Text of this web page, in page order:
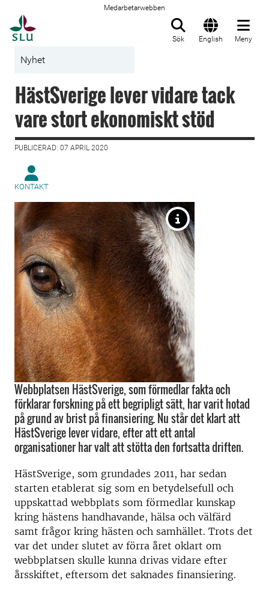
Medarbetarwebben
Sök English Meny
Nyhet
HästSverige lever vidare tack
vare stort ekonomiskt stöd
PUBLICERAD: 07 APRIL 2020
KONTAKT
Webbplatsen HästSverige, som förmedlar fakta och
förklarar forskning på ett begripligt sätt, har varit hotad
på grund av brist på finansiering. Nu står det klart att
HästSverige lever vidare, efter att ett antal
organisationer har valt att stötta den fortsatta driften.
HästSverige, som grundades 2011, har sedan
starten etablerat sig som en betydelsefull och
uppskattad webbplats som förmedlar kunskap
kring hästens handhavande, hälsa och välfärd
samt frågor kring hästen och samhället. Trots det
var det under slutet av förra året oklart om
webbplatsen skulle kunna drivas vidare efter
årsskiftet, eftersom det saknades finansiering.